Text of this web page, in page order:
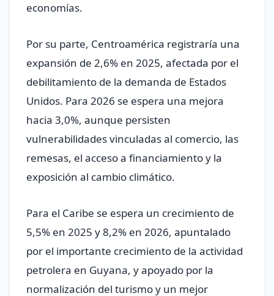
economías.
Por su parte, Centroamérica registraría una
expansión de 2,6% en 2025, afectada por el
debilitamiento de la demanda de Estados
Unidos. Para 2026 se espera una mejora
hacia 3,0%, aunque persisten
vulnerabilidades vinculadas al comercio, las
remesas, el acceso a financiamiento y la
exposición al cambio climático.
Para el Caribe se espera un crecimiento de
5,5% en 2025 y 8,2% en 2026, apuntalado
por el importante crecimiento de la actividad
petrolera en Guyana, y apoyado por la
normalización del turismo y un mejor